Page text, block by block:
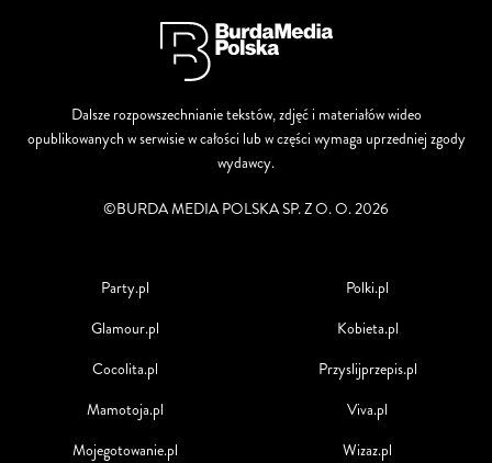
Dalsze rozpowszechnianie tekstów, zdjęć i materiałów wideo
opublikowanych w serwisie w całości lub w części wymaga uprzedniej zgody
wydawcy.
©BURDA MEDIA POLSKA SP. Z O. O. 2026
Party.pl
Glamour.pl
Cocolita.pl
Mamotoja.pl
Mojegotowanie.pl
Polki.pl
Kobieta.pl
Przyslijprzepis.pl
Viva.pl
Wizaz.pl